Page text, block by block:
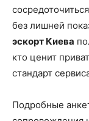
без лишней
эскорт Киева
кто ценит
стандарт
Подробные